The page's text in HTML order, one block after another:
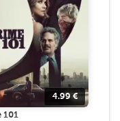
4.99€
101